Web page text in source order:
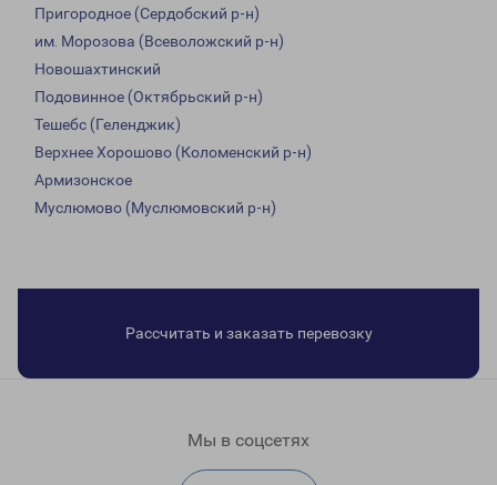
Пригородное (Сердобский р-н)
им. Морозова (Всеволожский р-н)
Новошахтинский
Подовинное (Октябрьский р-н)
Тешебс (Геленджик)
Верхнее Хорошово (Коломенский р-н)
Армизонское
Муслюмово (Муслюмовский р-н)
Рассчитать и заказать перевозку
Мы в соцсетях